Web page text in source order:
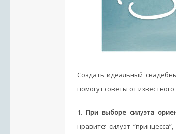
Создать идеальный
помогут советы от
1. При выборе силуэта
нравится силуэт